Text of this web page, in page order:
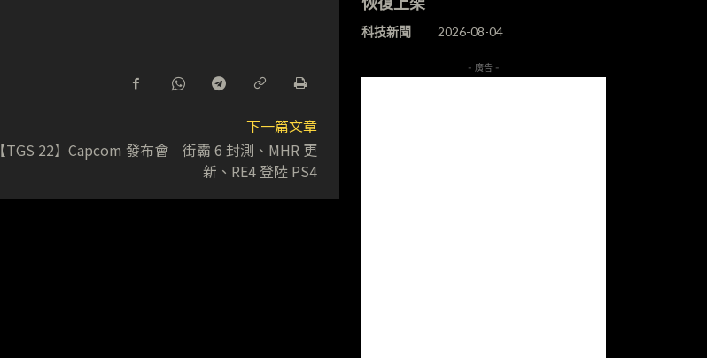
下一篇文章
【TGS 22】Capcom 發布會 街霸 6 封測、MHR 更
新、RE4 登陸 PS4
科技新聞 2026-08-04
- 廣告 -